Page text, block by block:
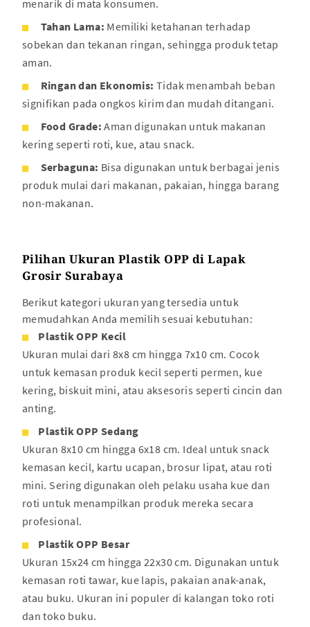
menarik di mata konsumen.
Tahan Lama: Memiliki ketahanan terhadap
sobekan dan tekanan ringan, sehingga produk tetap
aman.
Ringan dan Ekonomis:Tidak menambah beban
signifikan pada ongkos kirim dan mudah ditangani.
Food Grade:Aman digunakan untuk makanan
kering seperti roti, kue, atau snack.
Serbaguna: Bisa digunakan untuk berbagai jenis
produk mulai dari makanan, pakaian, hingga barang
non-makanan.
Pilihan Ukuran Plastik OPP di Lapak
Grosir Surabaya
Berikut kategori ukuran yang tersedia untuk
memudahkan Anda memilih sesuai kebutuhan:
Plastik OPP Kecil
Ukuran mulai dari 8x8 cm hingga 7x10 cm. Cocok
untuk kemasan produk kecil seperti permen, kue
kering, biskuit mini, atau aksesoris seperti cincin dan
anting.
Plastik OPP Sedang
Ukuran 8x10 cm hingga 6x18 cm. Ideal untuk snack
kemasan kecil, kartu ucapan, brosur lipat, atau roti
mini. Sering digunakan oleh pelaku usaha kue dan
roti untuk menampilkan produk mereka secara
profesional.
Plastik OPP Besar
Ukuran 15x24 cm hingga 22x30 cm. Digunakan untuk
kemasan roti tawar, kue lapis, pakaian anak-anak,
atau buku. Ukuran ini populer di kalangan toko roti
dan toko buku.